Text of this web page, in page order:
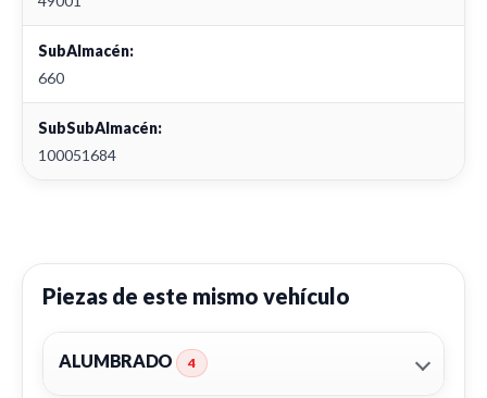
SubAlmacén:
660
SubSubAlmacén:
100051684
Piezas de este mismo vehículo
ALUMBRADO 4